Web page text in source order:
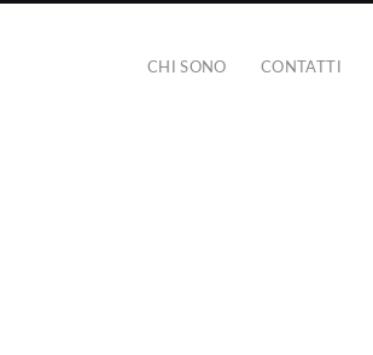
CHI SONO CONTATTI